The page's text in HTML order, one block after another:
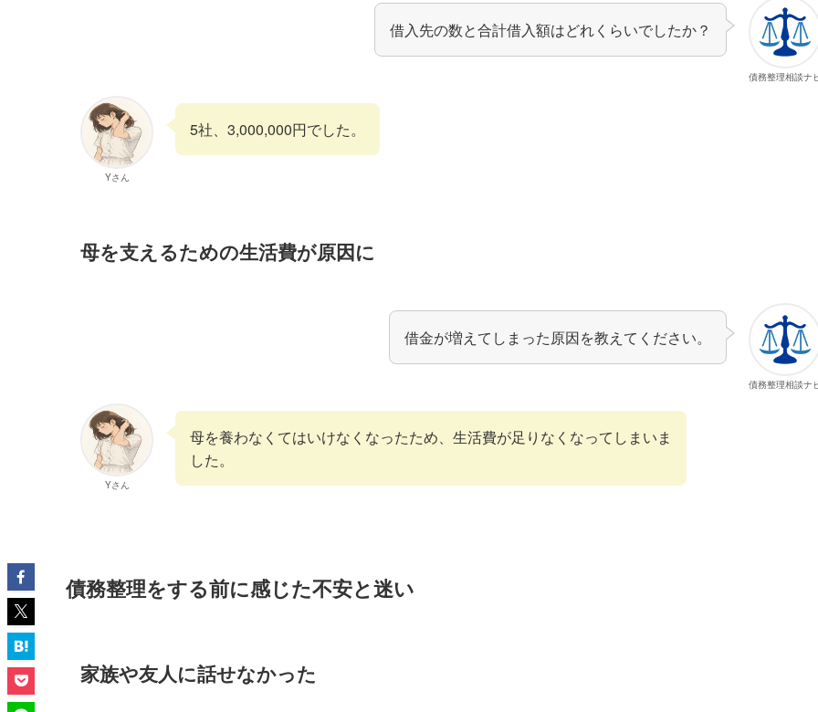
債務整理相談ナ
借入先の数と合計借入額はどれくらいでしたか？
Yさん
5社、3,000,000円でした。
母を支えるための生活費が原因に
債務整理相談ナ
借金が増えてしまった原因を教えてください。
Yさん
母を養わなくてはいけなくなったため、生活費が足りなくなってしまいま
した。
債務整理をする前に感じた不安と迷い
家族や友人に話せなかった